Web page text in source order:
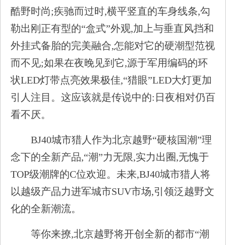
酷野时尚;疾驰而过时,横平竖直的车身线条,勾
勒出刚正有型的“盒式”外观,加上与垂直风挡和
外挂式备胎的完美融合,怎能对它的硬潮型范视
而不见;如果在夜晚见到它,源于军用编码的环
状LED灯带点亮效果极佳,“猎眼”LED大灯更加
引人注目。这应该就是传说中的:日夜相对仍百
看不厌。
BJ40城市猎人作为北京越野“硬核国潮”理
念下的全新产品,“潮”力无限,实力出圈,无愧于
TOP级潮牌的C位欢迎。未来,BJ40城市猎人将
以越级产品力进军城市SUV市场,引领泛越野文
化的全新潮流。
等你来撩,北京越野将开创全新的都市“潮